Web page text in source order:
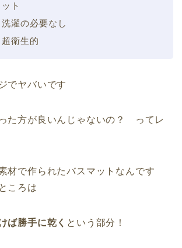
ット
洗濯の必要なし
超衛生的
でヤバいです
た方が良いんじゃないの？ ってレ
材で作られたバスマットなんです
ころは
ば勝手に乾く という部分！